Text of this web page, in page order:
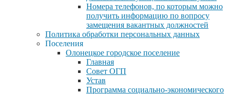
Номера телефонов, по которым можно
получить информацию по вопросу
замещения вакантных должностей
Политика обработки персональных данных
Поселения
Олонецкое городское поселение
Главная
Совет ОГП
Устав
Программа социально-экономического